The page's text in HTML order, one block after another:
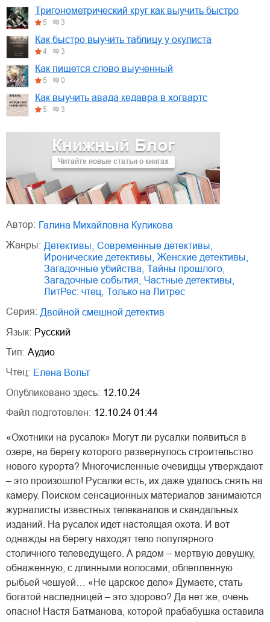
02.mp3
03.mp3
Книжный Блог
Читайте новые статьи о книгах
Тригонометрический круг как выучить быстро
5 3
Как быстро выучить таблицу у окулиста
4 3
Как пишется слово выученный
5 0
Как выучить авада кедавра в хогвартс
5 3
Автор:
Галина Михайловна Куликова
Жанры:
детективы современные детективы
иронические детективы
женские детективы
загадочные убийства
тайны прошлого
загадочные события
частные детективы
ЛитРес: чтец
только на Литрес
Серия:
Двойной смешной детектив
Язык: Русский
Тип: Аудио
Чтец:
Елена Вольт
Опубликовано здесь: 12.10.24
Файл подготовлен: 12.10.24 01:44
«Охотники на русалок» Могут ли русалки появиться в
озере, на берегу которого развернулось строительство
нового курорта? Многочисленные очевидцы утверждают
– это произошло! Русалки есть, их даже удалось снять на
камеру. Поиском сенсационных материалов занимаются
журналисты известных телеканалов и скандальных
изданий. На русалок идет настоящая охота. И вот
однажды на берегу находят тело популярного
столичного телеведущего. А рядом – мертвую девушку,
обнаженную, с длинными волосами, облепленную
рыбьей чешуей… «Не царское дело» Думаете, стать
богатой наследницей – это здорово? Да нет же, очень
опасно! Настя Батманова, которой прабабушка оставила